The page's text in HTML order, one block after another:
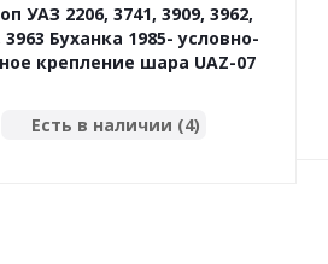
УАЗ 2206, 3741, 3909, 3962,
3963 Буханка 1985- условно-
крепление шара UAZ-07
Есть в наличии (4)